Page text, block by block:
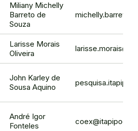
Miliany Michelly
Barreto de
Souza
Larisse Morais
Oliveira
John Karley de
Sousa Aquino
André Igor
Fonteles